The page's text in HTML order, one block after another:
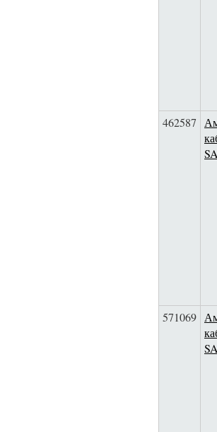
462587
571069